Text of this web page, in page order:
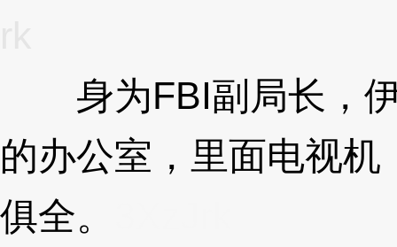
身为FBI副局长，伊
的办公室，里面电视
俱全。